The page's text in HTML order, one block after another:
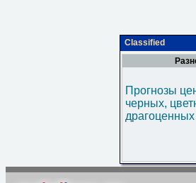
Classified
Прогнозы
черных,